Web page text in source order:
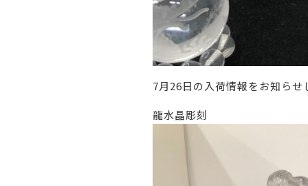
7月26日の入荷情報をお知らせ
龍水晶彫刻